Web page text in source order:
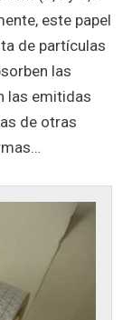
este papel
de partículas
las
las emitidas
de otras